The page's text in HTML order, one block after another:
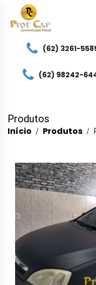
(62) 3261-
(62) 98242-
Produtos
Início Produtos